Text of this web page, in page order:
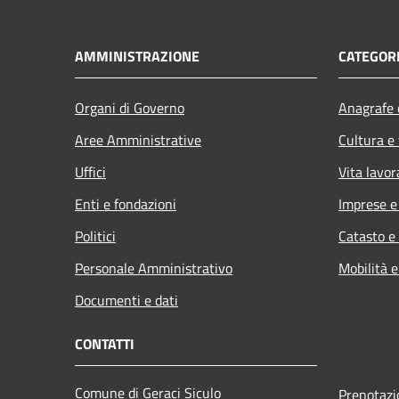
AMMINISTRAZIONE
Organi di Governo
Aree Amministrative
Uffici
Enti e fondazioni
Politici
Personale Amministrativo
Documenti e dati
Cultura
Vita
Imprese
Catasto
Mobilità
CONTATTI
Comune di Geraci Siculo